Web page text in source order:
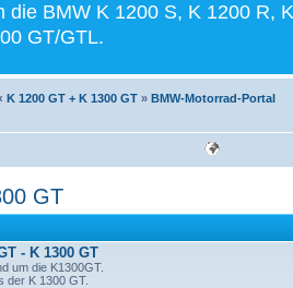
die BMW K 1200 S, K 1200 R,
GT/GTL.
‹ K 1200 GT + K 1300 GT » BMW-Motorrad-Portal
GT
- K 1300 GT
um die K1300GT.
der K 1300 GT.